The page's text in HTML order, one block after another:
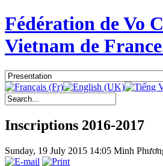
Fédération de Vo
Vietnam de
Inscriptions 2016-2017
Sunday, 19 July 2015 14:05 Minh